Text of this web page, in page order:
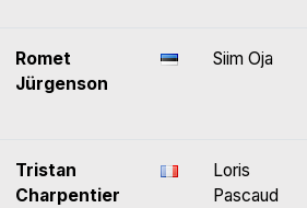
Romet
Jürgenson
Siim Oja
Tristan
Charpentier
Loris
Pascaud